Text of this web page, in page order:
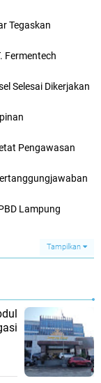
Tegaskan
Fermentech
Selesai Dikerjakan
Pengawasan
Lampung
Tampilkan